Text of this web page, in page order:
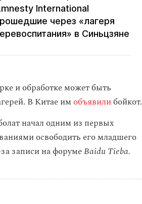
International
через «лагеря
в Синьцзяне
и обработке может быть
В Китае им объявилибойкот.
начал одним из первых
освободить его младшего
записи на форумеBaidu Tieba.